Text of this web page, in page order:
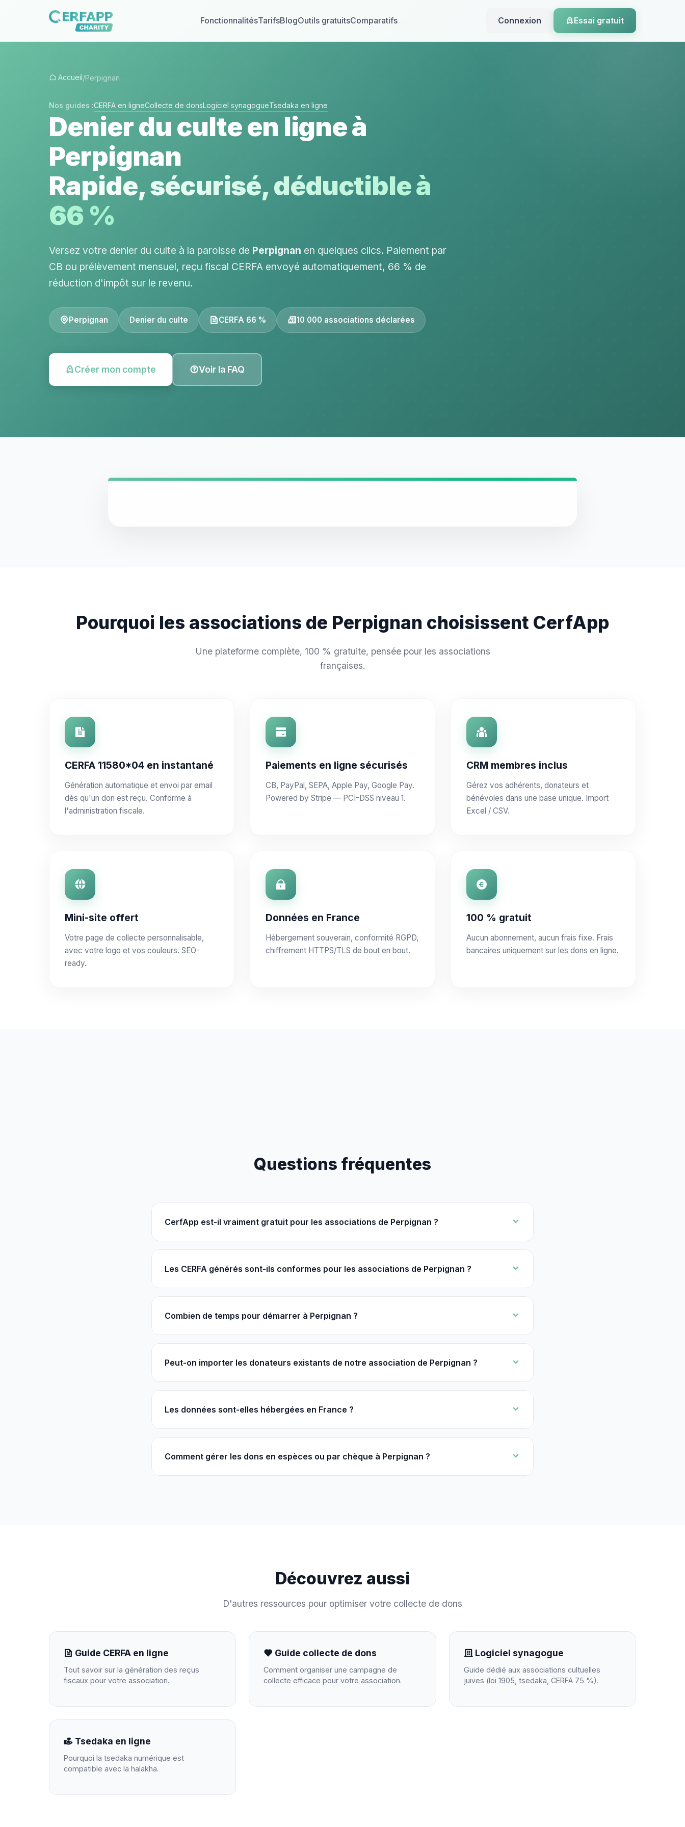
FonctionnalitésTarifsBlogOutils gratuitsComparatifs Connexion Essai gratuit
Accueil/Perpignan
Nos guides :CERFA en ligneCollecte de donsLogiciel synagogueTsedaka en ligne
Denier du culte en ligne à
Perpignan
Rapide, sécurisé, déductible à
66 %
Versez votre denier du culte à la paroisse de Perpignan en quelques clics. Paiement par
CB ou prélèvement mensuel, reçu fiscal CERFA envoyé automatiquement, 66 % de
réduction d'impôt sur le revenu.
Perpignan Denier du culte CERFA 66 % 10 000 associations déclarées
Créer mon compte Voir la FAQ
Pourquoi les associations de Perpignan choisissent CerfApp
Une plateforme complète, 100 % gratuite, pensée pour les associations
françaises.
CERFA 11580*04 en instantané
Génération automatique et envoi par email
dès qu'un don est reçu. Conforme à
l'administration fiscale.
Paiements en ligne sécurisés
CB, PayPal, SEPA, Apple Pay, Google Pay.
Powered by Stripe — PCI-DSS niveau 1.
CRM membres inclus
Gérez vos adhérents, donateurs et
bénévoles dans une base unique. Import
Excel / CSV.
Mini-site offert
Votre page de collecte personnalisable,
avec votre logo et vos couleurs. SEO-
ready.
Données en France
Hébergement souverain, conformité RGPD,
chiffrement HTTPS/TLS de bout en bout.
100 % gratuit
Aucun abonnement, aucun frais fixe. Frais
bancaires uniquement sur les dons en ligne.
Questions fréquentes
CerfApp est-il vraiment gratuit pour les associations de Perpignan ?
Les CERFA générés sont-ils conformes pour les associations de Perpignan ?
Combien de temps pour démarrer à Perpignan ?
Peut-on importer les donateurs existants de notre association de Perpignan ?
Les données sont-elles hébergées en France ?
Comment gérer les dons en espèces ou par chèque à Perpignan ?
Découvrez aussi
D'autres ressources pour optimiser votre collecte de dons
Guide CERFA en ligne
Tout savoir sur la génération des reçus
fiscaux pour votre association.
Guide collecte de dons
Comment organiser une campagne de
collecte efficace pour votre association.
Logiciel synagogue
Guide dédié aux associations cultuelles
juives (loi 1905, tsedaka, CERFA 75 %).
Tsedaka en ligne
Pourquoi la tsedaka numérique est
compatible avec la halakha.